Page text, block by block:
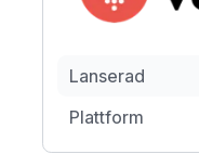
Lanserad
Plattform